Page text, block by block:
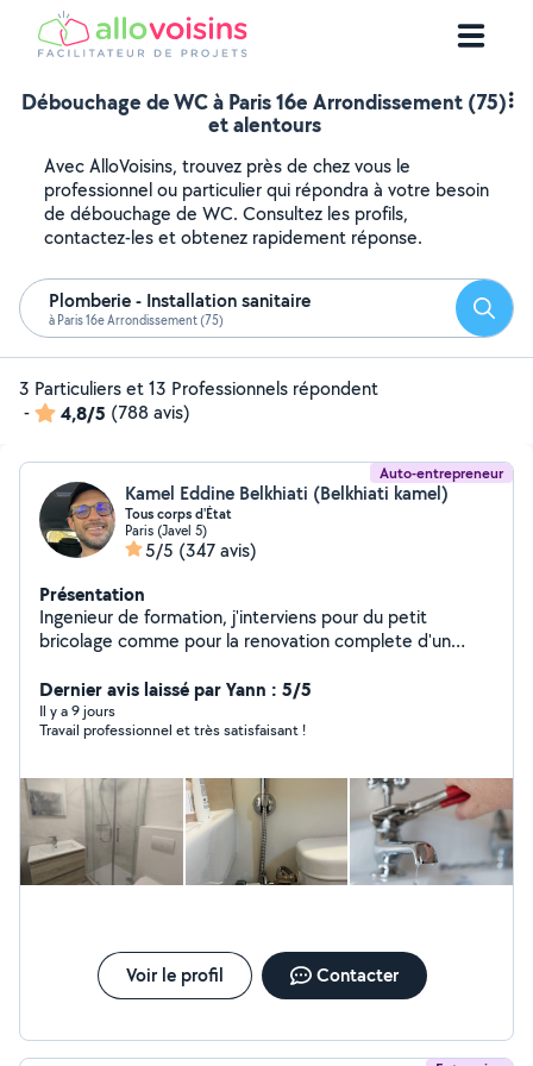
Débouchage de WC à Paris 16e Arrondissement (75)
et alentours
Avec AlloVoisins, trouvez près de chez vous le
professionnel ou particulier qui répondra à votre besoin
de débouchage de WC. Consultez les profils,
contactez-les et obtenez rapidement réponse.
Plomberie - Installation sanitaire
à Paris 16e Arrondissement (75)
3 Particuliers et 13 Professionnels répondent
-
4,8/5 (788 avis)
Auto-entrepreneur
Kamel Eddine Belkhiati (Belkhiati kamel)
Tous corps d'État
Paris (Javel 5)
5/5 (347 avis)
Présentation
Ingenieur de formation, j'interviens pour du petit
bricolage comme pour la renovation complete d'un
d'un electricien batiment, d'un plombier chauffagiste,
d'un peintre, d'un plaquiste et d'un carreleur.
Dernier avis laissé par Yann : 5/5
Il y a 9 jours
Travail professionnel et très satisfaisant !
Voir le profil Contacter